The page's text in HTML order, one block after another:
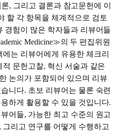
, 그리고 결론과 참고문헌에 이
할 각 항목을 체계적으로 검토
경험이 많은 학자들과 리뷰어들
Medicine≫의 두 편집위원
는 리뷰어에게 유용한 체크리
문헌고찰, 혁신 서술과 같은
논의가 포함되어 있으며 리뷰
니다. 초보 리뷰어는 물론 숙련
하게 활용할 수 있을 것입니다.
어들, 가능한 최고 수준의 원고
리고 연구를 어떻게 수행하고